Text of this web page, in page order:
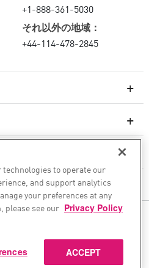
ーク セキュリティ
+1-888-361-5030
それ以外の地域：
+44-114-478-2845
ィア
ーションを安全に実現
Technologies Ltd. All rights reserved.
to operate our
and support analytics
your preferences at any
please see our Privacy Policy
ACCEPT